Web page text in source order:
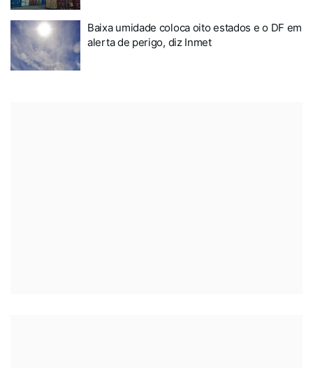
Baixa umidade coloca oito estados e o DF em
alerta de perigo, diz Inmet